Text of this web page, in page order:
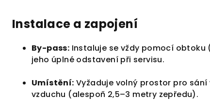
Instalace a zapojení
By-pass: Instaluje se vždy pomocí
jeho úplné odstavení při servisu.
Umístění: Vyžaduje volný prostor pro
vzduchu (alespoň 2,5–3 metry zepředu).